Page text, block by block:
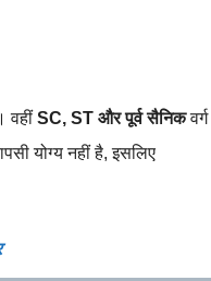
वहीं SC, ST और पूर्व सैनिकवर्ग
योग्य नहीं है, इसलिए